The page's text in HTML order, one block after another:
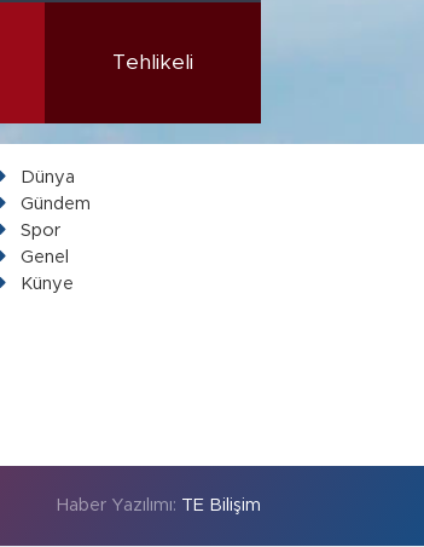
Tehlikeli
Dünya
Gündem
Spor
Genel
Künye
Haber Yazılımı: TE Bilişim